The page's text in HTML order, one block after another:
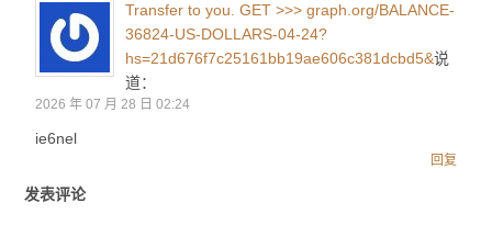
Transfer to you. GET >>> graph.org/BALANCE-
36824-US-DOLLARS-04-24?
hs=21d676f7c25161bb19ae606c381dcbd5&说
道：
2026 年 07 月 28 日 02:24
ie6nel
回复
发表评论